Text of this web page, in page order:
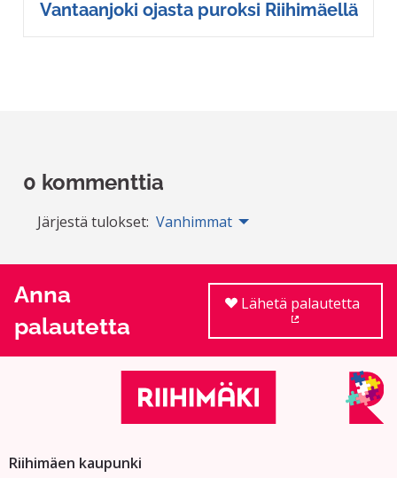
Vantaanjoki ojasta puroksi Riihimäellä
0 kommenttia
Järjestä tulokset: Vanhimmat
Anna
palautetta
Lähetä palautetta
Riihimäen kaupunki